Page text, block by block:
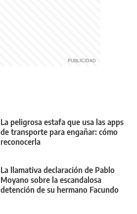
La peligrosa estafa que usa las apps
de transporte para engañar: cómo
reconocerla
La llamativa declaración de Pablo
Moyano sobre la escandalosa
detención de su hermano Facundo